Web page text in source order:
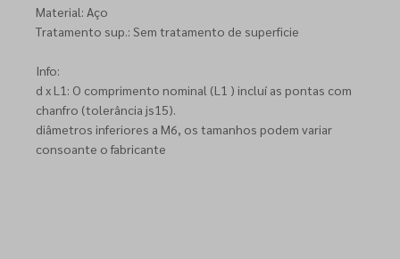
Material: Aço
Tratamento sup.: Sem tratamento de superficie
Info:
d x L1: O comprimento nominal (L1 ) incluí as pontas com
chanfro (tolerância js15).
diâmetros inferiores a M6, os tamanhos podem variar
consoante o fabricante